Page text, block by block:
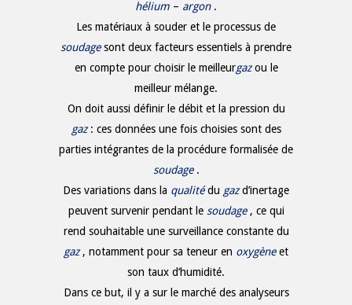
hélium – argon .
Les matériaux à souder et le processus de
soudage sont deux facteurs essentiels à prendre
en compte pour choisir le meilleurgaz ou le
meilleur mélange.
On doit aussi définir le débit et la pression du
gaz : ces données une fois choisies sont des
parties intégrantes de la procédure formalisée de
soudage .
Des variations dans la qualité du gaz d’inertage
peuvent survenir pendant le soudage , ce qui
rend souhaitable une surveillance constante du
gaz , notamment pour sa teneur en oxygène et
son taux d’humidité.
Dans ce but, il y a sur le marché des analyseurs